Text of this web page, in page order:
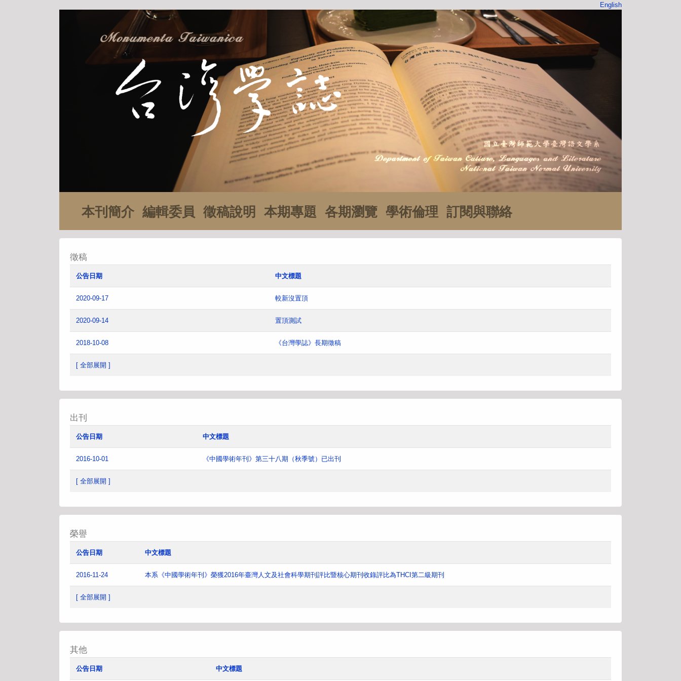
English
本刊簡介 編輯委員 徵稿說明 本期專題 各期瀏覽 學術倫理 訂閱與聯絡
徵稿
公告日期 中文標題
2020-09-17 較新沒置頂
2020-09-14 置頂測試
2018-10-08 《台灣學誌》長期徵稿
[ 全部展開 ]
出刊
公告日期 中文標題
2016-10-01 《中國學術年刊》第三十八期（秋季號）已出刊
[ 全部展開 ]
榮譽
公告日期 中文標題
2016-11-24 本系《中國學術年刊》榮獲2016年臺灣人文及社會科學期刊評比暨核心期刊收錄評比為THCI第二級期刊
[ 全部展開 ]
其他
公告日期 中文標題